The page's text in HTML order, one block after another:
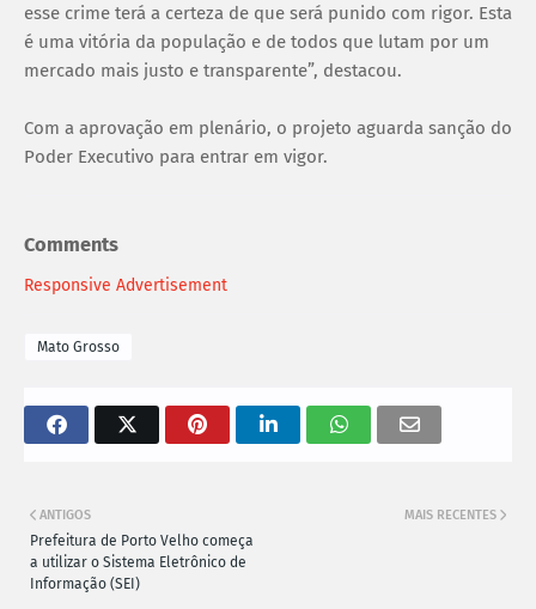
esse crime terá a certeza de que será punido com rigor. Esta
é uma vitória da população e de todos que lutam por um
mercado mais justo e transparente”, destacou.
Com a aprovação em plenário, o projeto aguarda sanção do
Poder Executivo para entrar em vigor.
Comments
Responsive Advertisement
Mato Grosso
MAIS RECENTES
ANTIGOS
Prefeitura de Porto Velho começa
a utilizar o Sistema Eletrônico de
Informação (SEI)